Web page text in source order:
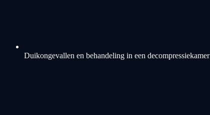
Duikongevallen en behandeling in een decompressiekamer